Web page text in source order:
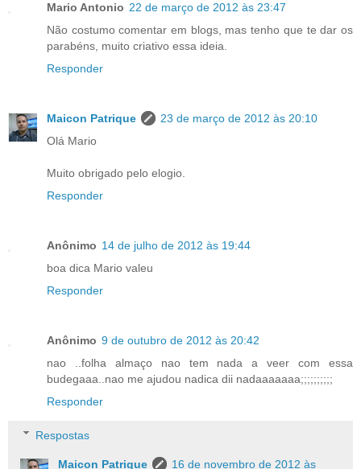
Mario Antonio 22 de março de 2012 às 23:47
Não costumo comentar em blogs, mas tenho que te dar os
parabéns, muito criativo essa ideia.
Responder
Maicon Patrique
23 de março de 2012 às 20:10
Olá Mario
Muito obrigado pelo elogio.
Responder
Anônimo 14 de julho de 2012 às 19:44
boa dica Mario valeu
Responder
Anônimo 9 de outubro de 2012 às 20:42
nao ..folha almaço nao tem nada a veer com essa
budegaaa..nao me ajudou nadica dii nadaaaaaaa;;;;;;;;;;
Responder
Respostas
Maicon Patrique
16 de novembro de 2012 às